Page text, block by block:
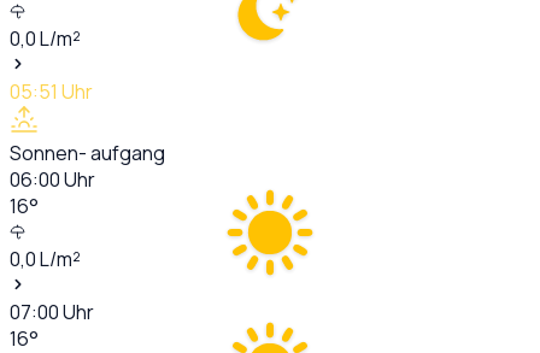
0,0L/m²
05:51 Uhr
Sonnen- aufgang
06:00Uhr
16°
0,0L/m²
07:00Uhr
16°